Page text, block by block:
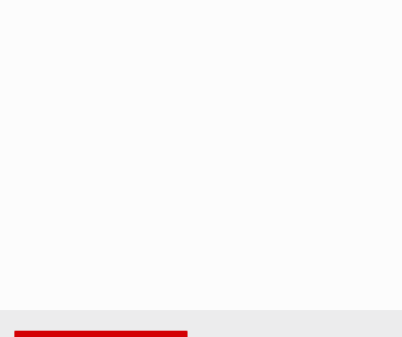
Asesinan a tres luego de dos ataques armados